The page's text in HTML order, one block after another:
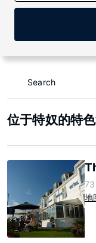
Search
位于特奴的特
73
地